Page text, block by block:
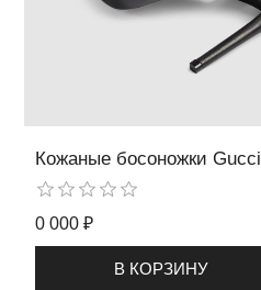
Кожаные босоножки Gucci
0 000 ₽
В КОРЗИНУ